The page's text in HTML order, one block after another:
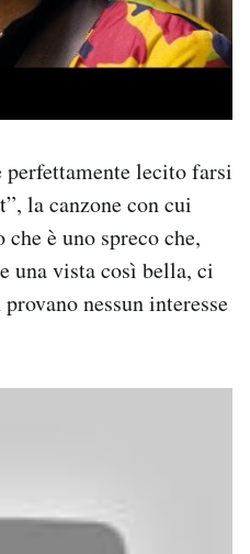
perfettamente lecito farsi
la canzone con cui
è uno spreco che,
una vista così bella, ci
nessun interesse